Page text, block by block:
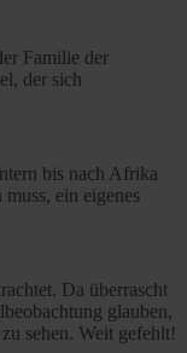
Familie der
der sich
bis nach Afrika
ein eigenes
Da überrascht
glauben,
sehen. Weit gefehlt!